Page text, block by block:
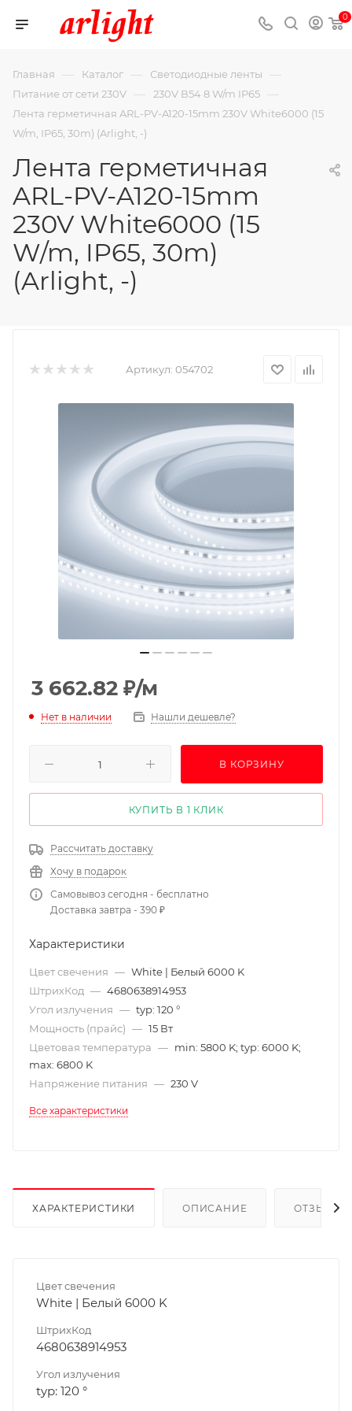
0
Главная — Каталог — Светодиодные ленты —
Питание от сети 230V — 230V В54 8 W/m IP65 —
Лента герметичная ARL-PV-A120-15mm 230V White6000 (15
W/m, IP65, 30m) (Arlight, -)
Лента герметичная
ARL-PV-A120-15mm
230V White6000 (15
W/m, IP65, 30m)
(Arlight, -)
Артикул: 054702
3 662.82 ₽/м
Нет в наличии Нашли дешевле?
В КОРЗИНУ
КУПИТЬ В 1 КЛИК
Рассчитать доставку
Хочу в подарок
Самовывоз сегодня - бесплатно
Доставка завтра - 390 ₽
Характеристики
Цвет свечения — White | Белый 6000 K
ШтрихКод — 4680638914953
Угол излучения — typ: 120 °
Мощность (прайс) — 15 Вт
Цветовая температура — min: 5800 K; typ: 6000 K;
max: 6800 K
Напряжение питания — 230 V
Все характеристики
ХАРАКТЕРИСТИКИ ОПИСАНИЕ ОТЗЫВЫ
Цвет свечения
White | Белый 6000 K
ШтрихКод
4680638914953
Угол излучения
typ: 120 °